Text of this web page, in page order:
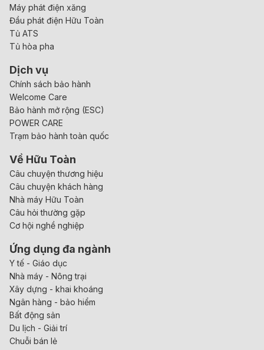
Máy phát điện xăng
Đầu phát điện Hữu Toàn
Tủ ATS
Tủ hòa pha
Dịch vụ
Chính sách bảo hành
Welcome Care
Bảo hành mở rộng (ESC)
POWER CARE
Trạm bảo hành toàn quốc
Về Hữu Toàn
Câu chuyện thương hiệu
Câu chuyện khách hàng
Nhà máy Hữu Toàn
Câu hỏi thường gặp
Cơ hội nghề nghiệp
Ứng dụng đa ngành
Y tế - Giáo dục
Nhà máy - Nông trại
Xây dựng - khai khoáng
Ngân hàng - bảo hiểm
Bất động sản
Du lịch - Giải trí
Chuỗi bán lẻ